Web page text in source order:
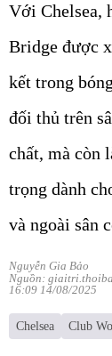
Với Chelsea,
Bridge được
kết trong
đối thủ trên
chất, mà còn
trọng dành
và ngoài sân
Nguyễn Gia Bảo
Nguồn:
16:09 14/08/2025
Chelsea Club